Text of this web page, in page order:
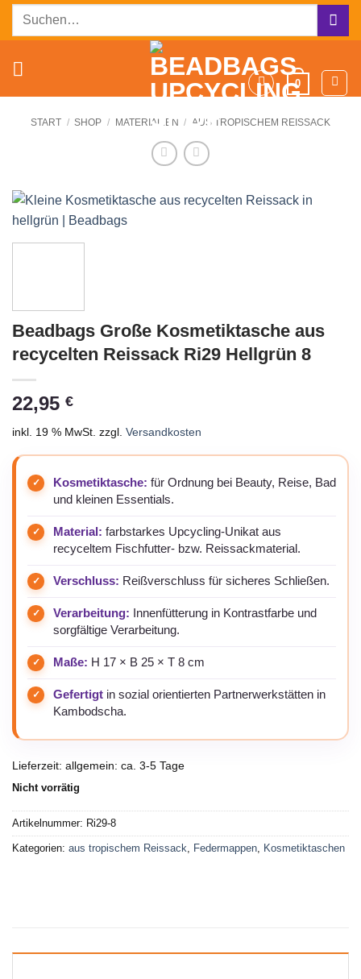
ZumSuchen
0
START / SHOP / MATERIALIEN / AUS TROPISCHEM REISSACK
Beadbags Große Kosmetiktasche aus
recycelten Reissack Ri29 Hellgrün 8
22,95 €
inkl. 19 % MwSt. zzgl. Versandkosten
Kosmetiktasche: für Ordnung bei Beauty, Reise, Bad
und kleinen Essentials.
Material: farbstarkes Upcycling-Unikat aus
recyceltem Fischfutter- bzw. Reissackmaterial.
Verschluss: Reißverschluss für sicheres Schließen.
Verarbeitung: Innenfütterung in Kontrastfarbe und
sorgfältige Verarbeitung.
Maße: H 17 × B 25 × T 8 cm
Gefertigt in sozial orientierten Partnerwerkstätten in
Kambodscha.
Lieferzeit: allgemein: ca. 3-5 Tage
Nicht vorrätig
Artikelnummer: Ri29-8
Kategorien: aus tropischem Reissack, Federmappen, Kosmetiktaschen